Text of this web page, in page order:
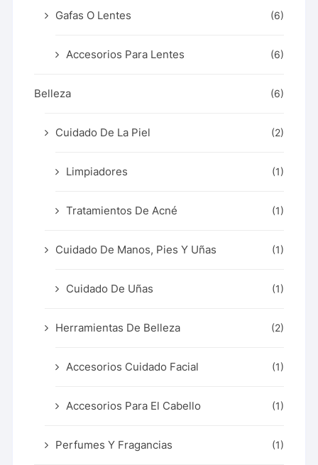
Gafas O Lentes (6)
Accesorios Para Lentes (6)
Belleza (6)
Cuidado De La Piel (2)
Limpiadores (1)
Tratamientos De Acné (1)
Cuidado De Manos, Pies Y Uñas (1)
Cuidado De Uñas (1)
Herramientas De Belleza (2)
Accesorios Cuidado Facial (1)
Accesorios Para El Cabello (1)
Perfumes Y Fragancias (1)